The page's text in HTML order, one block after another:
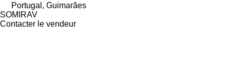
Portugal, Guimarães
SOMIRAV
Contacter le vendeur